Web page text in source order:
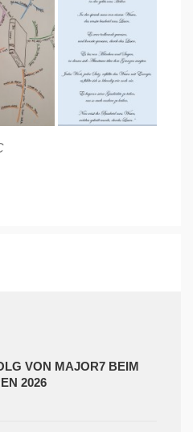
VON MAJOR7 BEIM B
2026